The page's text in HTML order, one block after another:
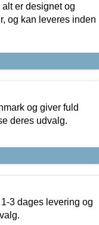
er designet og
og kan leveres inden
og giver fuld
deres udvalg.
3 dages levering og